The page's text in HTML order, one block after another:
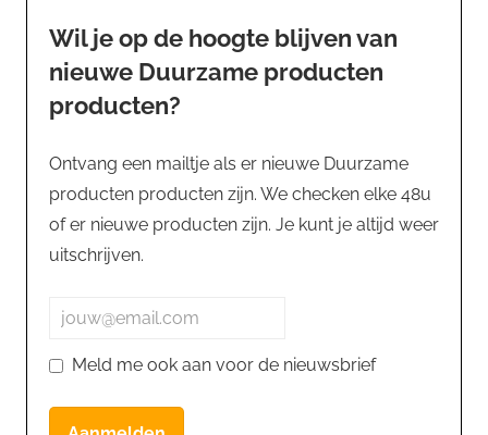
Wil je op de hoogte blijven van
nieuwe Duurzame producten
producten?
Ontvang een mailtje als er nieuwe Duurzame
producten producten zijn. We checken elke 48u
of er nieuwe producten zijn. Je kunt je altijd weer
uitschrijven.
Meld me ook aan voor de nieuwsbrief